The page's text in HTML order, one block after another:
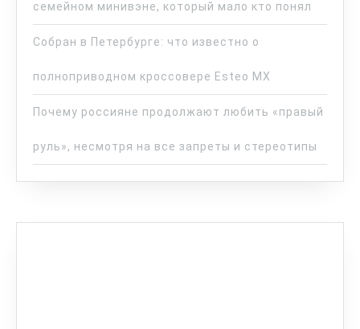
семейном минивэне, который мало кто понял
Собран в Петербурге: что известно о
полноприводном кроссовере Esteo MX
Почему россияне продолжают любить «правый
руль», несмотря на все запреты и стереотипы